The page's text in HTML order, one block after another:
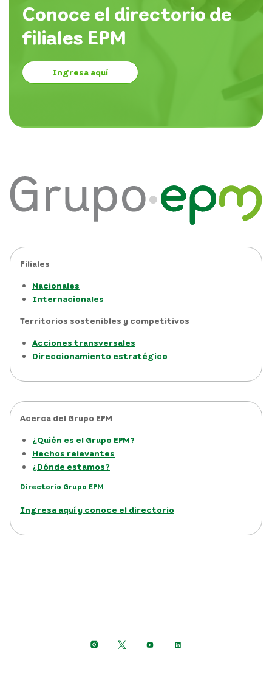
Conoce el directorio de
filiales EPM
Ingresa aquí
Filiales
Nacionales
Internacionales
Territorios sostenibles y competitivos
Acciones transversales
Direccionamiento estratégico
Acerca del Grupo EPM
¿Quién es el Grupo EPM?
Hechos relevantes
¿Dónde estamos?
Directorio Grupo EPM
Ingresa aquí y conoce el directorio